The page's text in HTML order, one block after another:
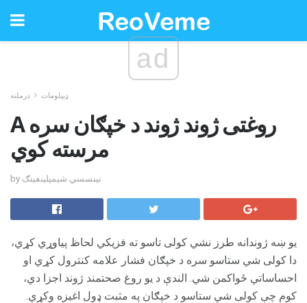
ad
ډیپلومات درملنه
A روغتی ژوند ژوند د خپګان سره
مرسته کوي
by نینسسي شیمپلینفینګ
یو ښه ژوندانه طرز نشي کولی تاسو ته فزیکي لحاظ پیاوړي کړي،
دا کولی شي ستاسو سره د خپګان فشار علامه کنترول کړي او
احساساتي ځواکمن شي. الندې د یو روغ صحتمند ژوند اجزا دي،
کوم چې کولی شي ستاسو د خپګان په مثبت ډول اغیزه وکړي.